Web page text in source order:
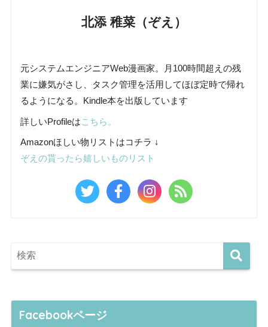
北添 稚菜（ぞえ）
元システムエンジニアWeb漫画家。月100時間超えの残
業に嫌気がさし、タスク管理を活用してほぼ定時で帰れ
るようになる。Kindle本を出版しています
詳しいProfileはこちら。
Amazonほしい物リストはコチラ ↓
ぞえの貰ったら嬉しいものリスト
Facebookページ